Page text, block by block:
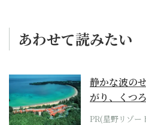
あわせて読みたい
静かな波の
がり、くつ
ホテル by...
PR(星野リゾー